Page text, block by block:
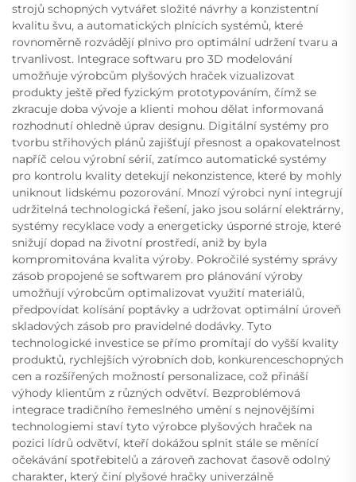
strojů schopných vytvářet složité návrhy a konzistentní
kvalitu švu, a automatických plnících systémů, které
rovnoměrně rozvádějí plnivo pro optimální udržení tvaru a
trvanlivost. Integrace softwaru pro 3D modelování
umožňuje výrobcům plyšových hraček vizualizovat
produkty ještě před fyzickým prototypováním, čímž se
zkracuje doba vývoje a klienti mohou dělat informovaná
rozhodnutí ohledně úprav designu. Digitální systémy pro
tvorbu střihových plánů zajišťují přesnost a opakovatelnost
napříč celou výrobní sérií, zatímco automatické systémy
pro kontrolu kvality detekují nekonzistence, které by mohly
uniknout lidskému pozorování. Mnozí výrobci nyní integrují
udržitelná technologická řešení, jako jsou solární elektrárny,
systémy recyklace vody a energeticky úsporné stroje, které
snižují dopad na životní prostředí, aniž by byla
kompromitována kvalita výroby. Pokročilé systémy správy
zásob propojené se softwarem pro plánování výroby
umožňují výrobcům optimalizovat využití materiálů,
předpovídat kolísání poptávky a udržovat optimální úroveň
skladových zásob pro pravidelné dodávky. Tyto
technologické investice se přímo promítají do vyšší kvality
produktů, rychlejších výrobních dob, konkurenceschopných
cen a rozšířených možností personalizace, což přináší
výhody klientům z různých odvětví. Bezproblémová
integrace tradičního řemeslného umění s nejnovějšími
technologiemi staví tyto výrobce plyšových hraček na
pozici lídrů odvětví, kteří dokážou splnit stále se měnící
očekávání spotřebitelů a zároveň zachovat časově odolný
charakter, který činí plyšové hračky univerzálně